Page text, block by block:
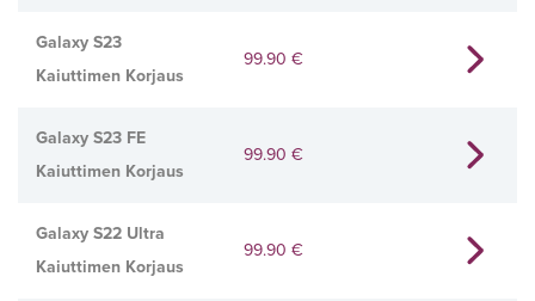
Galaxy S23
Kaiuttimen Korjaus
99.90 €
Galaxy S23 FE
Kaiuttimen Korjaus
99.90 €
Galaxy S22 Ultra
Kaiuttimen Korjaus
99.90 €